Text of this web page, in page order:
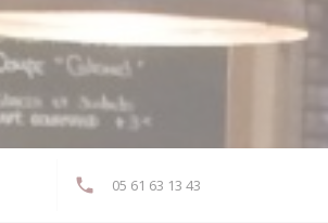
fenêtre)) 05 61 63 13 43